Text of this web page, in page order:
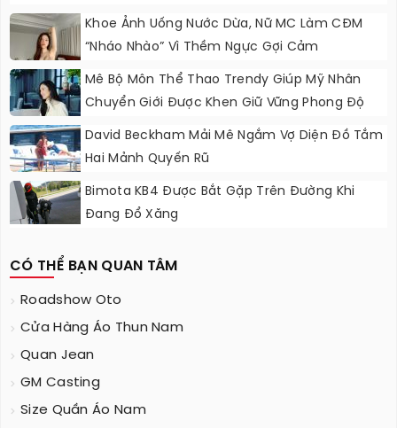
Khoe Ảnh Uống Nước Dừa, Nữ MC Làm CĐM
“nháo Nhào” Vì Thềm Ngực Gợi Cảm
Mê Bộ Môn Thể Thao Trendy Giúp Mỹ Nhân
Chuyển Giới Được Khen Giữ Vững Phong Độ
David Beckham Mải Mê Ngắm Vợ Diện Đồ Tắm
Hai Mảnh Quyến Rũ
Bimota KB4 Được Bắt Gặp Trên Đường Khi
Đang Đổ Xăng
CÓ THỂ BẠN QUAN TÂM
Roadshow Oto
Cửa Hàng Áo Thun Nam
Quan Jean
GM Casting
Size Quần Áo Nam